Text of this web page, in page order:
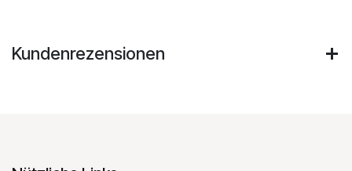
Kundenrezensionen